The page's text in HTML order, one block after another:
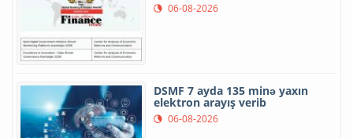
06-08-2026
DSMF 7 ayda 135 minə yaxın
elektron arayış verib
06-08-2026